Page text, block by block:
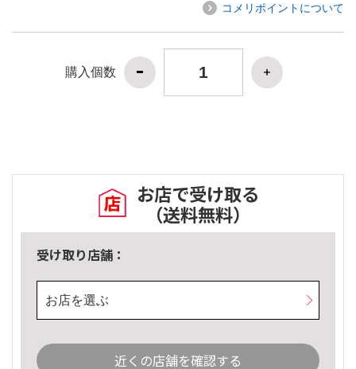
コメリポイントについて
購入個数
お店で受け取る
（送料無料）
受け取り店舗：
お店を選ぶ
近くの店舗を確認する